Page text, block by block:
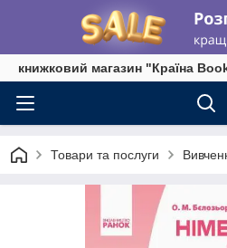
книжковий магазин "Країна
Товари та послуги